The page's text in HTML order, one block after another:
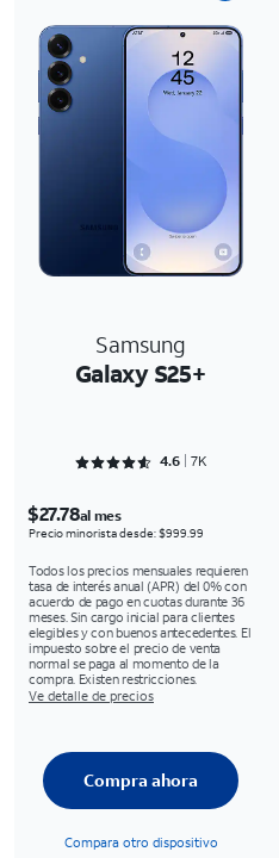
Samsung
Galaxy S25+
Rated 4.6898 out of 5
4.6 7K
$27.78al mes
Precio minorista desde: $999.99
Todos los precios mensuales requieren
tasa de interés anual (APR) del 0% con
acuerdo de pago en cuotas durante 36
meses. Sin cargo inicial para clientes
elegibles y con buenos antecedentes. El
impuesto sobre el precio de venta
normal se paga al momento de la
compra. Existen restricciones.
Ve detalle de precios
Compra ahora
Compara otro dispositivo